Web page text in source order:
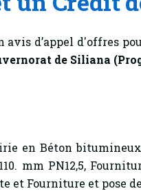
d’appel d'offres
de Siliana
en Béton
mm PN12,5,
et Fourniture et pose